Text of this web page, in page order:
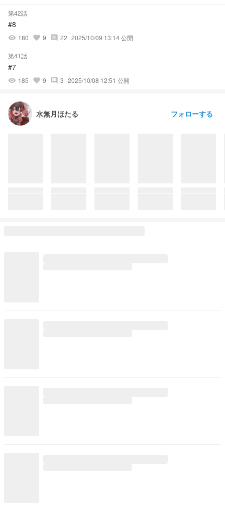
第42話
#8
visibility 180 favorite 9 comment 22 2025/10/09 13:14 公開
第41話
#7
visibility 185 favorite 9 comment 3 2025/10/08 12:51 公開
水無月ほたる フォローする